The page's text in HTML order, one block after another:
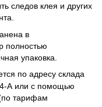
следов клея и других
в
полностью
упаковка.
по адресу склада
А или с помощью
тарифам